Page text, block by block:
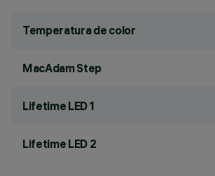
Temperatura de color
MacAdam Step
Lifetime LED 1
Lifetime LED 2